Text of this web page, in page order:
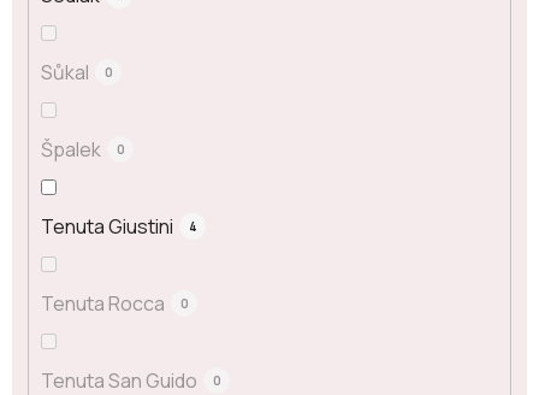
Sůkal 0
Špalek 0
Tenuta Giustini 4
Tenuta Rocca 0
Tenuta San Guido 0